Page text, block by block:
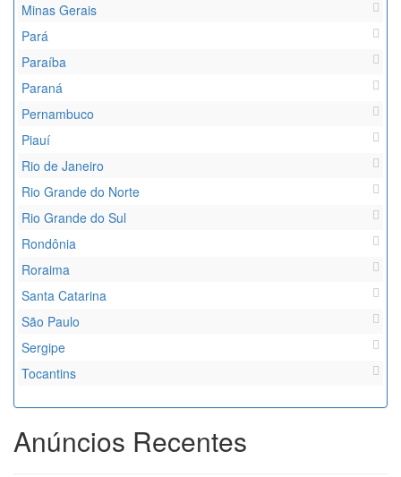
Minas Gerais
Pará
Paraíba
Paraná
Pernambuco
Piauí
Rio de Janeiro
Rio Grande do Norte
Rio Grande do Sul
Rondônia
Roraima
Santa Catarina
São Paulo
Sergipe
Tocantins
Anúncios Recentes